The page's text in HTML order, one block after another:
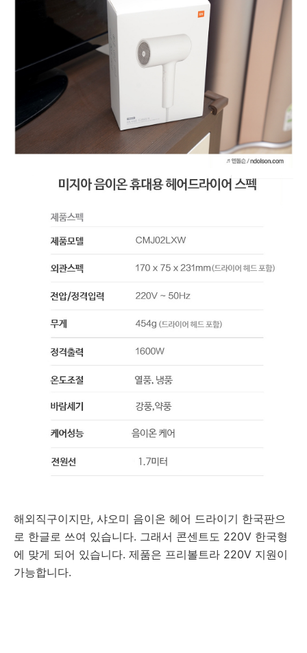
해외직구이지만, 샤오미 음이온 헤어 드라이기 한국판으
로 한글로 쓰여 있습니다. 그래서 콘센트도 220V 한국형
에 맞게 되어 있습니다. 제품은 프리볼트라 220V 지원이
가능합니다.